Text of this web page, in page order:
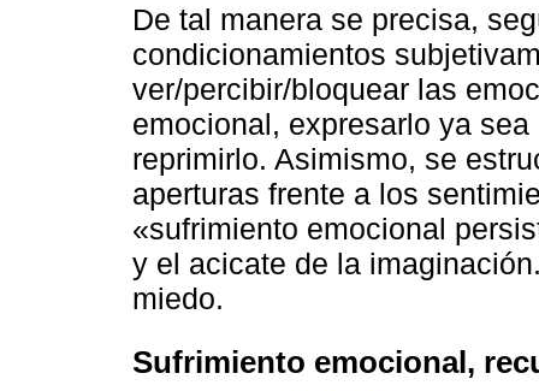
De tal manera se precisa,
condicionamientos
ver/percibir/bloquear las
emocional, expresarlo ya
reprimirlo. Asimismo, se
aperturas frente a los
«sufrimiento emocional
y el acicate de la
miedo.
Sufrimiento emocional,